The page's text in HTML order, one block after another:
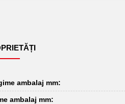
ambalaj mm:
ambalaj mm: